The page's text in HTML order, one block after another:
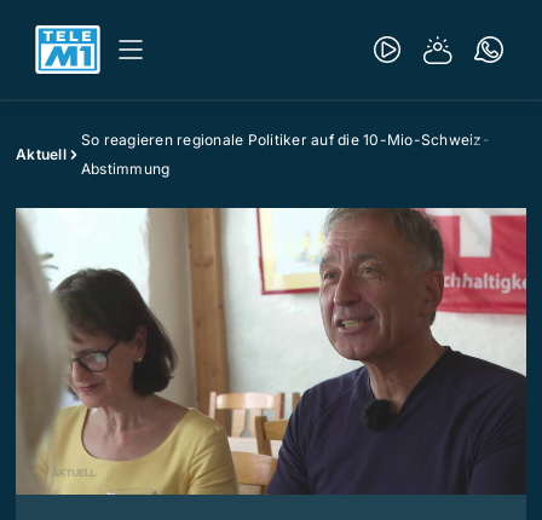
Aktuell
So reagieren regionale Politiker auf die 10-Mio-Schweiz-
Abstimmung